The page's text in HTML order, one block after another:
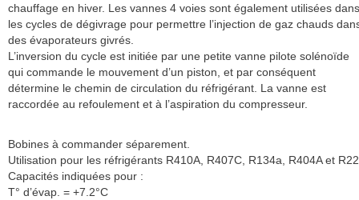
chauffage en hiver. Les vannes 4 voies sont également utilisées dans
les cycles de dégivrage pour permettre l’injection de gaz chauds
des évaporateurs givrés.
L’inversion du cycle est initiée par une petite vanne pilote solénoïde
qui commande le mouvement d’un piston, et par conséquent
détermine le chemin de circulation du réfrigérant. La vanne est
raccordée au refoulement et à l’aspiration du compresseur.
Bobines à commander séparement.
Utilisation pour les réfrigérants R410A, R407C, R134a, R404A et
Capacités indiquées pour :
T° d’évap. = +7.2°C